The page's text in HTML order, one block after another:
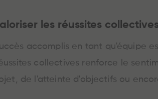
les réussites
accomplis en tant qu'équipe
collectives renforce le
de l'atteinte d'objectifs ou